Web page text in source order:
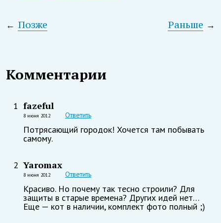
← Позже →
Раньше
Комментарии
1 fazeful
8 июня 2012 Ответить
Потрясающий городок! Хочется там побывать
самому.
2 Yaromax
8 июня 2012 Ответить
Красиво. Но почему так тесно строили? Для
защиты в старые времена? Других идей нет…
Еще — кот в наличии, комплект фото полный ;)